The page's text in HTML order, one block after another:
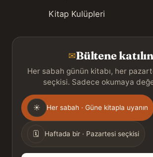
Kitap Kulüpleri
✉Bültene katılın
Her sabah günün kitabı, her
seçkisi. Sadece okumaya
Gönderim
sıklığı
☀ Her sabah · Güne kitapla uyanın
🗓 Haftada bir · Pazartesi seçkisi